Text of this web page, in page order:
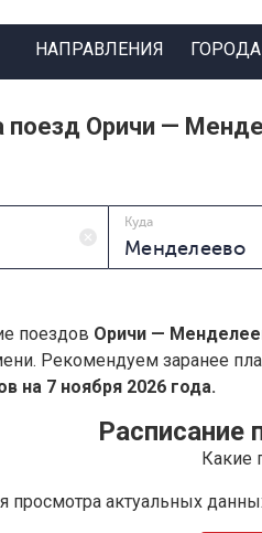
НАПРАВЛЕНИЯ ГОРОДА
Оричи —
Куда
поездов Оричи —
Рекомендуем заранее
на 7 ноября 2026 года.
Расписание
Какие
просмотра актуальных